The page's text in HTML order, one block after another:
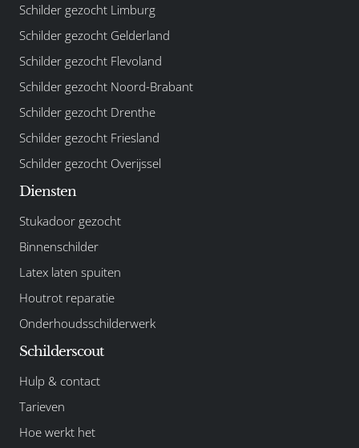
Schilder gezocht Limburg
Schilder gezocht Gelderland
Schilder gezocht Flevoland
Schilder gezocht Noord-Brabant
Schilder gezocht Drenthe
Schilder gezocht Friesland
Schilder gezocht Overijssel
Diensten
Stukadoor gezocht
Binnenschilder
Latex laten spuiten
Houtrot reparatie
Onderhoudsschilderwerk
Schilderscout
Hulp & contact
Tarieven
Hoe werkt het